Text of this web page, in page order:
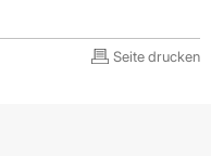
Seite drucken